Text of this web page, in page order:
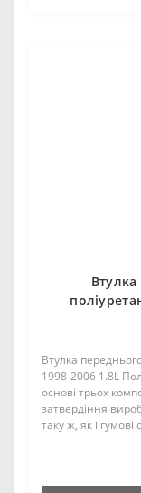
Втулка
Втулка
1998-2006 1.8L
основі трьох
затвердіння
таку ж, як і